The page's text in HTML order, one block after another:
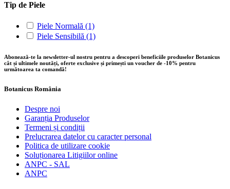
Tip de Piele
Piele Normală (1)
Piele Sensibilă (1)
Abonează-te la newsletter-ul nostru pentru a descoperi beneficiile produselor Botanicus
cât și ultimele noutăți, oferte exclusive și primești un voucher de -10% pentru
următoarea ta comandă!
Botanicus România
Despre noi
Garanția Produselor
Termeni și condiții
Prelucrarea datelor cu caracter personal
Politica de utilizare cookie
Soluționarea Litigiilor online
ANPC - SAL
ANPC